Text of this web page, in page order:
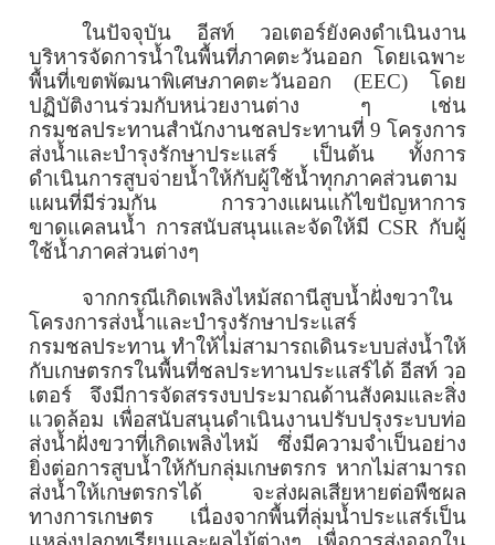
ในปัจจุบัน อีสท์ วอเตอร์ยังคงดำเนินงาน
บริหารจัดการน้ำในพื้นที่ภาคตะวันออก โดยเฉพาะ
พื้นที่เขตพัฒนาพิเศษภาคตะวันออก (EEC) โดย
ปฏิบัติงานร่วมกับหน่วยงานต่าง ๆ เช่น
กรมชลประทานสำนักงานชลประทานที่ 9 โครงการ
ส่งน้ำและบำรุงรักษาประแสร์ เป็นต้น ทั้งการ
ดำเนินการสูบจ่ายน้ำให้กับผู้ใช้น้ำทุกภาคส่วนตาม
แผนที่มีร่วมกัน การวางแผนแก้ไขปัญหาการ
ขาดแคลนน้ำ การสนับสนุนและจัดให้มีCSR กับผู้
ใช้น้ำภาคส่วนต่างๆ
จากกรณีเกิดเพลิงไหม้สถานีสูบน้ำฝั่งขวาใน
โครงการส่งน้ำและบำรุงรักษาประแสร์
กรมชลประทาน ทำให้ไม่สามารถเดินระบบส่งน้ำให้
กับเกษตรกรในพื้นที่ชลประทานประแสร์ได้ อีสท์ วอ
เตอร์ จึงมีการจัดสรรงบประมาณด้านสังคมและสิ่ง
แวดล้อม เพื่อสนับสนุนดำเนินงานปรับปรุงระบบท่อ
ส่งน้ำฝั่งขวาที่เกิดเพลิงไหม้ ซึ่งมีความจำเป็นอย่าง
ยิ่งต่อการสูบน้ำให้กับกลุ่มเกษตรกร หากไม่สามารถ
ส่งน้ำให้เกษตรกรได้ จะส่งผลเสียหายต่อพืชผล
ทางการเกษตร เนื่องจากพื้นที่ลุ่มน้ำประแสร์เป็น